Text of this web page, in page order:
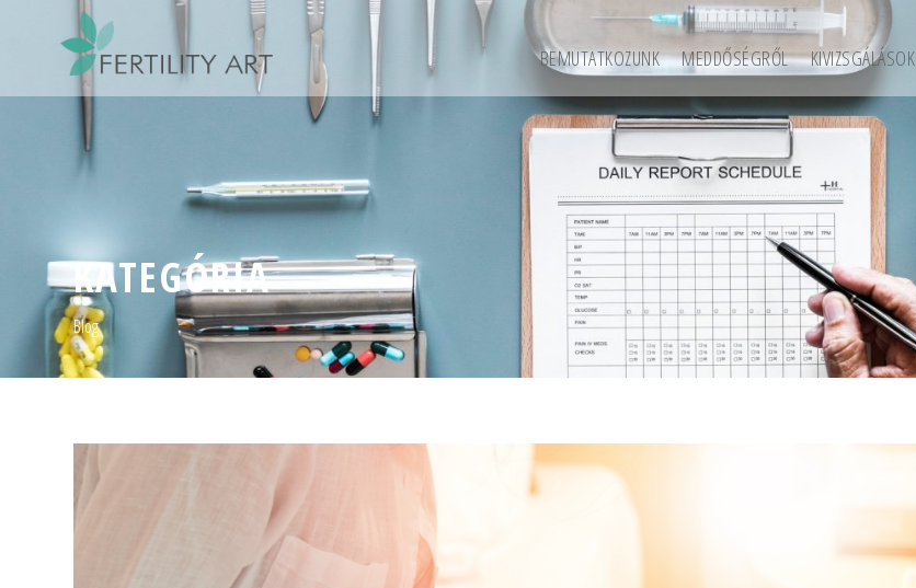
BEMUTATKOZUNK MEDDŐSÉGRŐL KIVIZSGÁLÁSOK
KATEGÓRIA
Blog